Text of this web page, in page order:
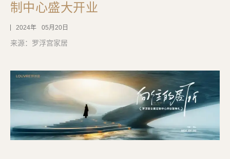
制中心盛大开业
05月20日
2024
来源：罗浮宫家居